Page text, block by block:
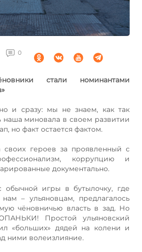
0
стали номинантами
и сразу: мы не знаем, как так
наша миновала в своем развитии
но факт остается фактом.
своих героев за проявленный с
коррупцию и
документально.
обычной игры в бутылочку, где
– ульяновцам, предлагалось
чёновничью власть в зад. Но
Простой ульяновский
«больших» дядей на колени и
ними волеизлияние.